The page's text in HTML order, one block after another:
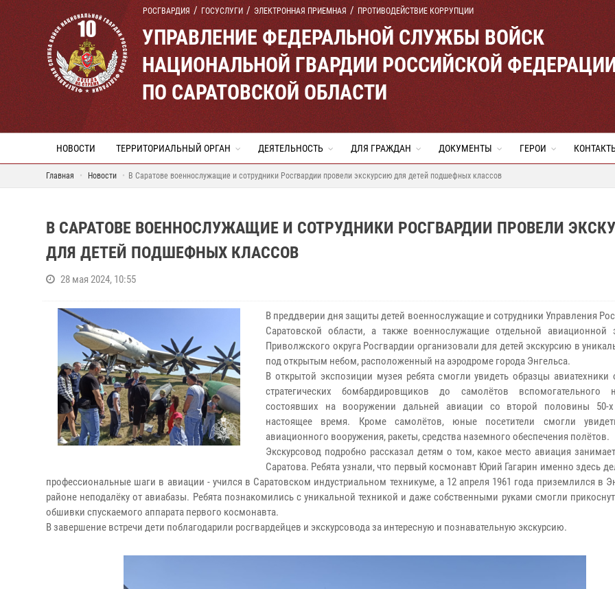
РОСГВАРДИЯ ГОСУСЛУГИ ЭЛЕКТРОННАЯ ПРИЕМНАЯ ПРОТИВОДЕЙСТВИЕ КОРРУПЦИИ
УПРАВЛЕНИЕ ФЕДЕРАЛЬНОЙ СЛУЖБЫ ВОЙСК
НАЦИОНАЛЬНОЙ ГВАРДИИ РОССИЙСКОЙ
ПО САРАТОВСКОЙ ОБЛАСТИ
НОВОСТИ ТЕРРИТОРИАЛЬНЫЙ ОРГАН ДЕЯТЕЛЬНОСТЬ ДЛЯ ГРАЖДАН ДОКУМЕНТЫ ГЕРОИ
Главная Новости В Саратове военнослужащие и сотрудники Росгвардии провели экскурсию для детей подшефных классов
В САРАТОВЕ ВОЕННОСЛУЖАЩИЕ И СОТРУДНИКИ РОСГВАРДИИ ПРОВЕЛИ
ДЛЯ ДЕТЕЙ ПОДШЕФНЫХ КЛАССОВ
28 мая 2024, 10:55
В преддверии дня защиты детей военнослужащие и сотрудники Управления
Саратовской области, а также военнослужащие отдельной авиационной
Приволжского округа Росгвардии организовали для детей экскурсию в
под открытым небом, расположенный на аэродроме города Энгельса.
В открытой экспозиции музея ребята смогли увидеть образцы
стратегических бомбардировщиков до самолётов вспомогательного
состоявших на вооружении дальней авиации со второй половины 50-
настоящее время. Кроме самолётов, юные посетители смогли
авиационного вооружения, ракеты, средства наземного обеспечения полётов.
Экскурсовод подробно рассказал детям о том, какое место авиация
Саратова. Ребята узнали, что первый космонавт Юрий Гагарин именно здесь
профессиональные шаги в авиации - учился в Саратовском индустриальном техникуме, а 12 апреля 1961 года приземлился в
районе неподалёку от авиабазы. Ребята познакомились с уникальной техникой и даже собственными руками смогли
обшивки спускаемого аппарата первого космонавта.
В завершение встречи дети поблагодарили росгвардейцев и экскурсовода за интересную и познавательную экскурсию.